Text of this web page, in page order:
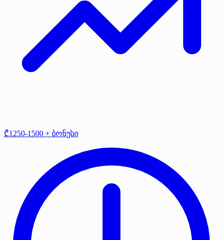
₾1250-1500 + ბონუსი